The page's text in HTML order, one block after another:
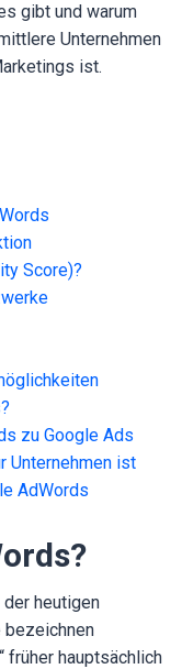
gibt und warum
Unternehmen
ist.
Score)?
zu Google Ads
Unternehmen ist
AdWords
heutigen
früher hauptsächlich